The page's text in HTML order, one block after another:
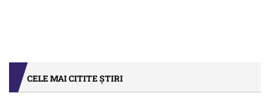
CELE MAI CITITE ȘTIRI